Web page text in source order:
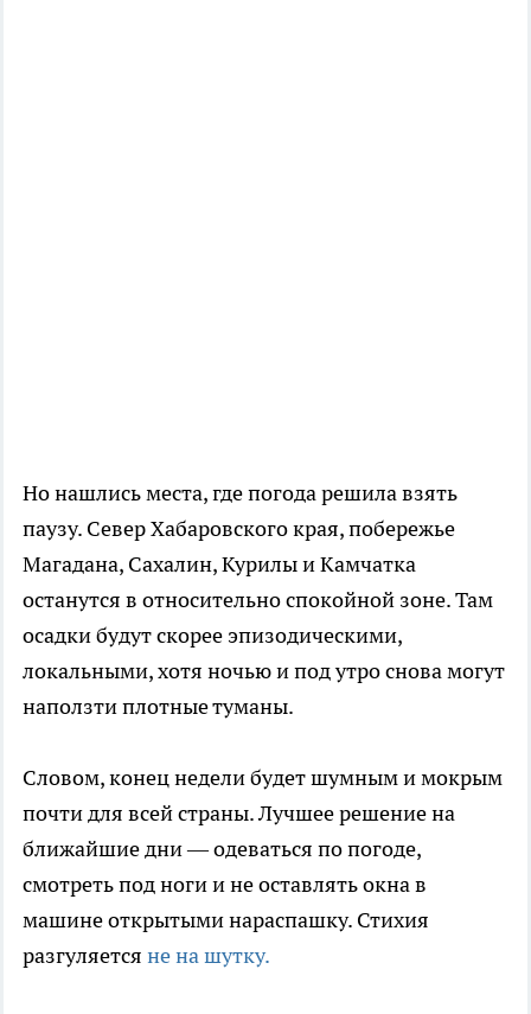
Но нашлись места, где погода решила взять
паузу. Север Хабаровского края, побережье
Магадана, Сахалин, Курилы и Камчатка
останутся в относительно спокойной зоне. Там
осадки будут скорее эпизодическими,
локальными, хотя ночью и под утро снова могут
наползти плотные туманы.
Словом, конец недели будет шумным и мокрым
почти для всей страны. Лучшее решение на
ближайшие дни — одеваться по погоде,
смотреть под ноги и не оставлять окна в
машине открытыми нараспашку. Стихия
разгуляется не на шутку.